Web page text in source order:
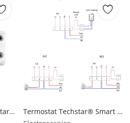
Intrerupator Smart Techstar® KG16, Wireless 2,4GHz, Smart Home, Google Home. Amazon Echo, Alexa, IFTTT Techstar
Termostat Techstar® Smart GH-20W, Wireless, Pentru Centrala Termica pe Gaz sau Electrica, Compatibila Google Home, Alexa, Tuya, Alb Techstar